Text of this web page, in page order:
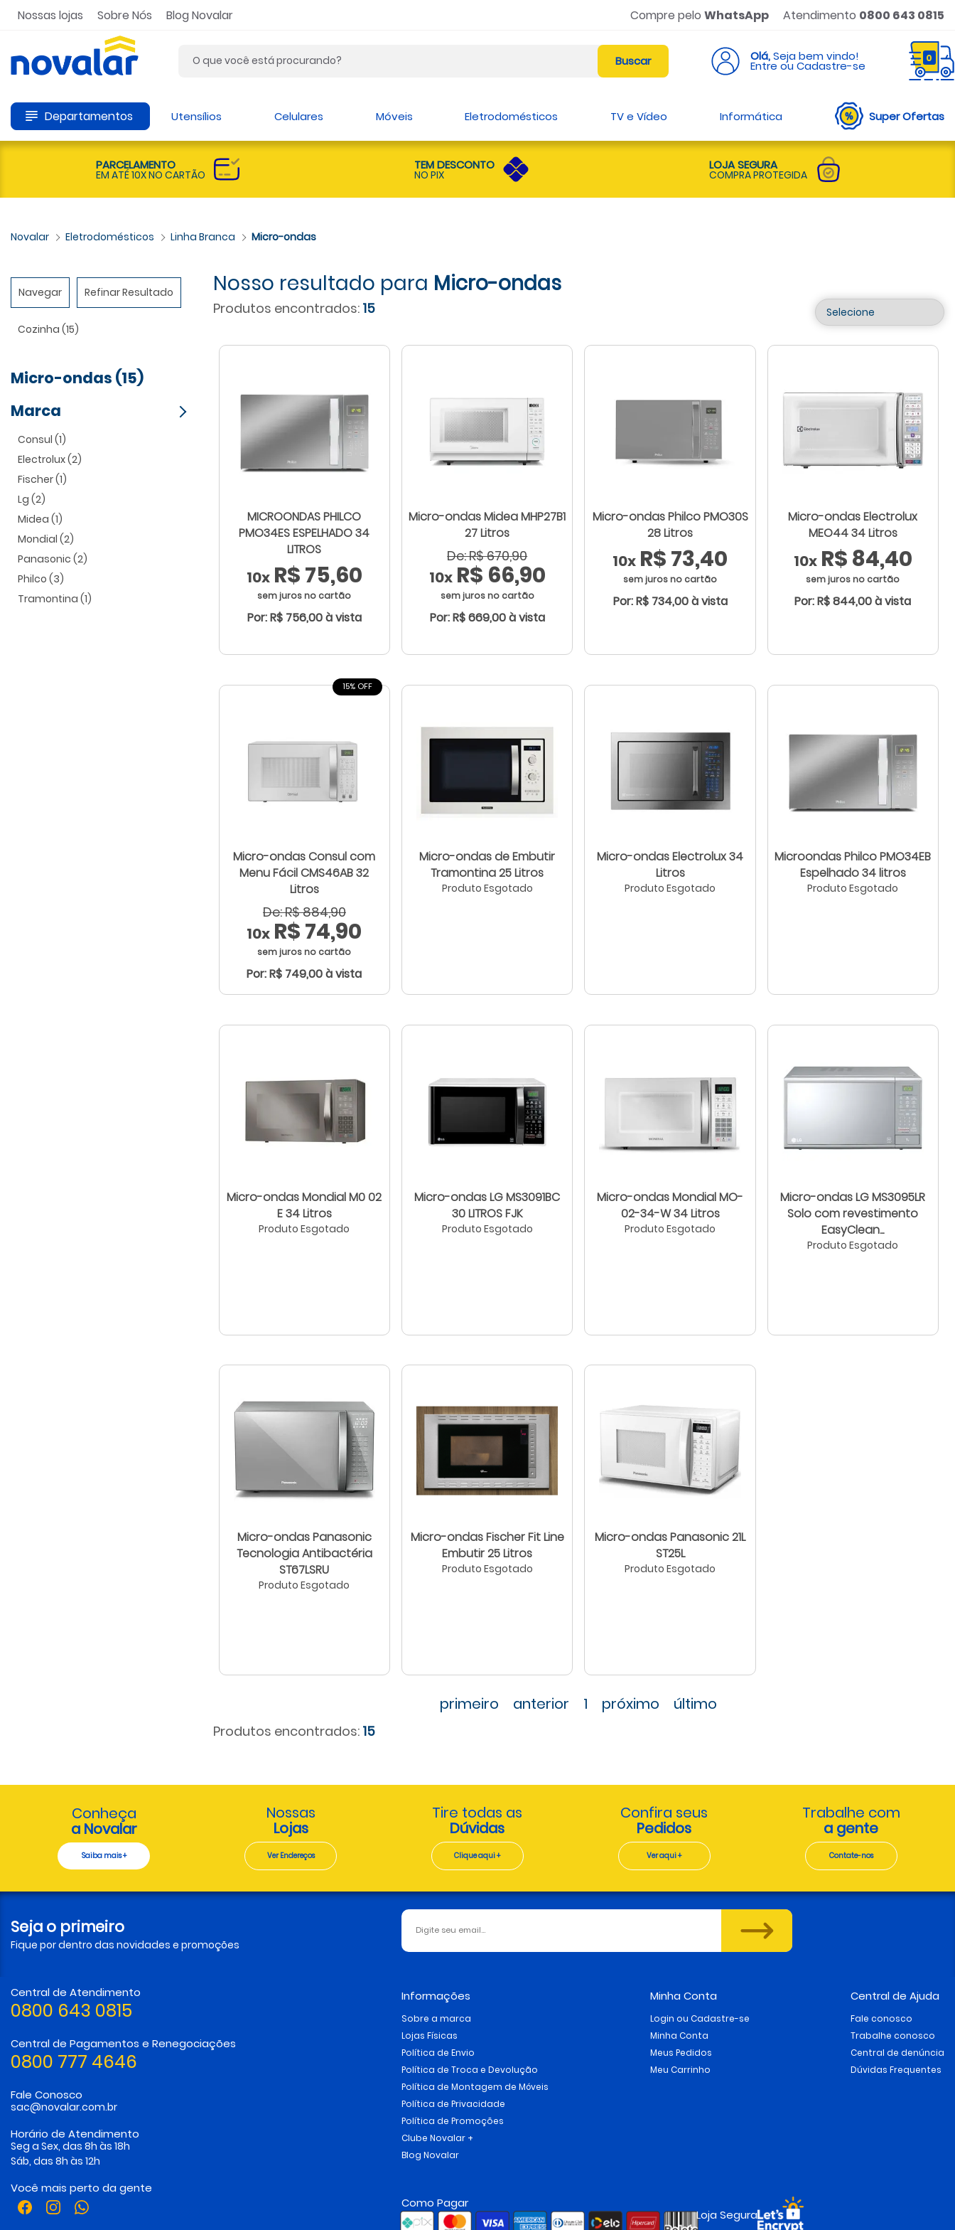
Nossas lojas Sobre Nós Blog Novalar Compre pelo WhatsApp Atendimento 0800 643 0815
Olá,Seja bem vindo!
Entre ou Cadastre-se
0
Departamentos Utensílios Celulares Móveis Eletrodomésticos TV e Vídeo Informática Super Ofertas
PARCELAMENTO
EM ATÉ 10X NO CARTÃO
TEM DESCONTO
NO PIX
LOJA SEGURA
COMPRA PROTEGIDA
Eletrodomésticos Linha Branca Micro-ondas
Navegar Refinar Resultado
Cozinha (15)
Micro-ondas (15)
Marca
Consul (1)
Electrolux (2)
Fischer (1)
Lg (2)
Midea (1)
Mondial (2)
Panasonic (2)
Philco (3)
Tramontina (1)
Micro-ondas
Produtos encontrados: 15
MICROONDAS PHILCO
PMO34ES ESPELHADO 34
LITROS
10x R$ 75,60
sem juros no cartão
Por: R$ 756,00 à vista
Micro-ondas Midea MHP27B1
27 Litros
De: R$ 670,90
10x R$ 66,90
sem juros no cartão
Por: R$ 669,00 à vista
Micro-ondas Philco PMO30S
28 Litros
10x R$ 73,40
sem juros no cartão
Por: R$ 734,00 à vista
Micro-ondas Electrolux
MEO44 34 Litros
10x R$ 84,40
sem juros no cartão
Por: R$ 844,00 à vista
15% OFF
Micro-ondas Consul com
Menu Fácil CMS46AB 32
Litros
De: R$ 884,90
10x R$ 74,90
sem juros no cartão
Por: R$ 749,00 à vista
Micro-ondas de Embutir
Tramontina 25 Litros
Produto Esgotado
Micro-ondas Electrolux 34
Litros
Produto Esgotado
Microondas Philco PMO34EB
Espelhado 34 litros
Produto Esgotado
Micro-ondas Mondial M0 02
E 34 Litros
Produto Esgotado
Micro-ondas LG MS3091BC
30 LITROS FJK
Produto Esgotado
Micro-ondas Mondial MO-
02-34-W 34 Litros
Produto Esgotado
Micro-ondas LG MS3095LR
Solo com revestimento
EasyClean...
Produto Esgotado
Micro-ondas Panasonic
Tecnologia Antibactéria
ST67LSRU
Produto Esgotado
Micro-ondas Fischer Fit Line
Embutir 25 Litros
Produto Esgotado
Micro-ondas Panasonic 21L
ST25L
Produto Esgotado
primeiro anterior 1 próximo último
Produtos encontrados: 15
Conheça
a Novalar
Saiba mais +
Nossas
Lojas
Ver Endereços
Tire todas as
Dúvidas
Clique aqui +
Confira seus
Pedidos
Ver aqui +
Trabalhe com
a gente
Contate-nos
Seja o primeiro
Fique por dentro das novidades e promoções
Central de Atendimento
0800 643 0815
Central de Pagamentos e Renegociações
0800 777 4646
Fale Conosco
sac@novalar.com.br
Horário de Atendimento
Seg a Sex, das 8h às 18h
Sáb, das 8h às 12h
Você mais perto da gente
Informações
Sobre a marca
Lojas Físicas
Política de Envio
Política de Troca e Devolução
Política de Montagem de Móveis
Política de Privacidade
Política de Promoções
Clube Novalar +
Blog Novalar
Minha Conta
Login ou Cadastre-se
Minha Conta
Meus Pedidos
Meu Carrinho
Central de Ajuda
Fale conosco
Trabalhe conosco
Central de denúncia
Dúvidas Frequentes
Como Pagar
Loja Segura